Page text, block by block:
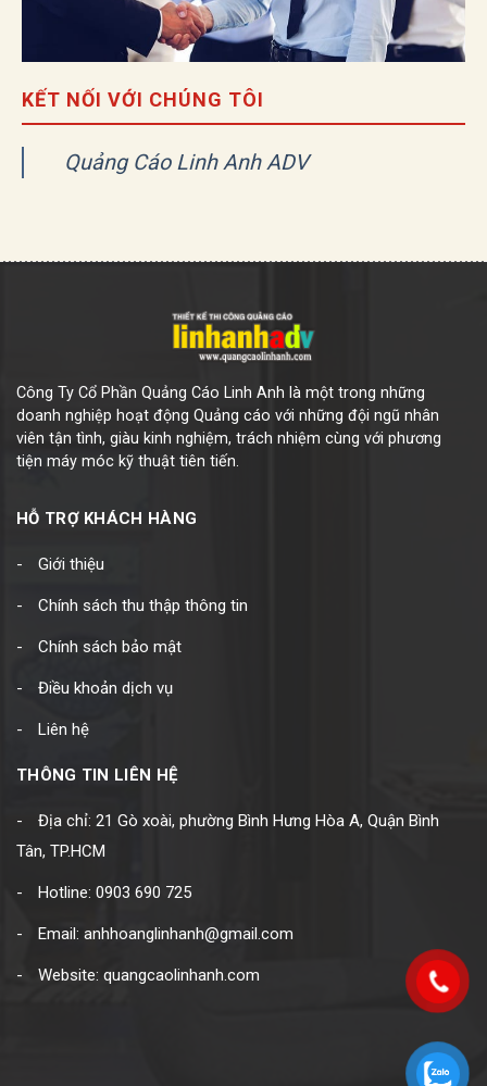
KẾT NỐI VỚI CHÚNG TÔI
Quảng Cáo Linh Anh ADV
Công Ty Cổ Phần Quảng Cáo Linh Anh là một trong những
doanh nghiệp hoạt động Quảng cáo với những đội ngũ nhân
viên tận tình, giàu kinh nghiệm, trách nhiệm cùng với phương
tiện máy móc kỹ thuật tiên tiến.
HỖ TRỢ KHÁCH HÀNG
Giới thiệu
Chính sách thu thập thông tin
Chính sách bảo mật
Điều khoản dịch vụ
Liên hệ
THÔNG TIN LIÊN HỆ
Địa chỉ: 21 Gò xoài, phường Bình Hưng Hòa A, Quận Bình
Tân, TP.HCM
Hotline: 0903 690 725
Email: anhhoanglinhanh@gmail.com
Website: quangcaolinhanh.com